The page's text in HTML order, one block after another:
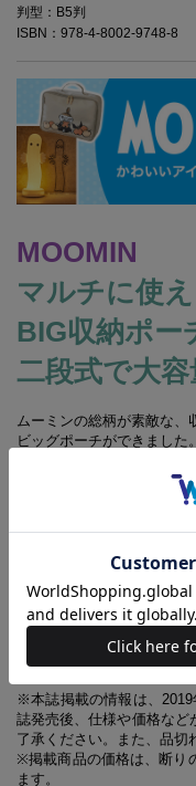
判型：B5判
ISBN：978-4-8002-9748-8
MOOMIN
マルチに使
BIG収納ポー
二段式で大容
ムーミンの総柄が素敵な、
ビッグポーチができました。
2段に分かれた収納スペー
アイテムを整理して収納
として使ったり、コスメ
フックつきだから、旅行の
アメニティなどを入れて吊
使うこともできます。
※本誌掲載の情報は、
誌発売後、仕様や価格など
了承ください。また、品切
※掲載商品の価格は、断り
ます。